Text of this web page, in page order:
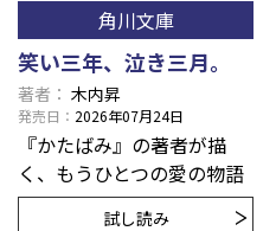
角川文庫
笑い三年、泣き三月。
著者 木内昇
発売日 2026年07月24日
『かたばみ』の著者が描
く、もうひとつの愛の物語
試し読み